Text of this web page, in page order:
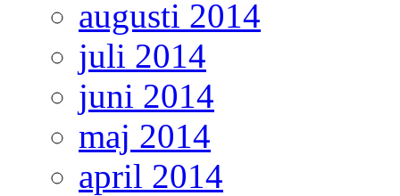
augusti 2014
juli 2014
juni 2014
maj 2014
april 2014